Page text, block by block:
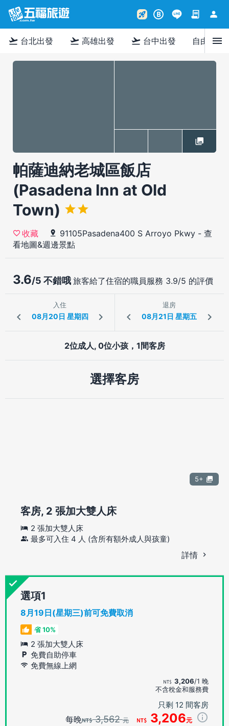
rocket_launch B contract person
flight_takeoff 台北出發 flight_takeoff 高雄出發 flight_takeoff 台中出發 自由行menu
帕薩迪納老城區飯店
(Pasadena Inn at Old
Town)
收藏 91105Pasadena400 S Arroyo Pkwy - 查
看地圖&週邊景點
3.6/5 不錯哦 旅客給了住宿的職員服務 3.9/5 的評價
入住 退房
2位成人, 0位小孩，1間客房
選擇客房
5+
客房, 2 張加大雙人床
2 張加大雙人床
最多可入住 4 人 (含所有額外成人與孩童)
詳情
選項
8月19日(星期三)前可免費取消
省 10%
2 張加大雙人床
免費自助停車
免費無線上網
3,206/1 晚
不含稅金和服務費
只剩 12 間客房
每晚 3,562元 3,206元